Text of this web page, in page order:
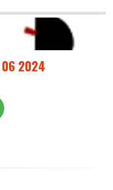
2024